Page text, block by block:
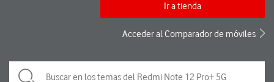
Ir a tienda
Acceder al Comparador de móviles